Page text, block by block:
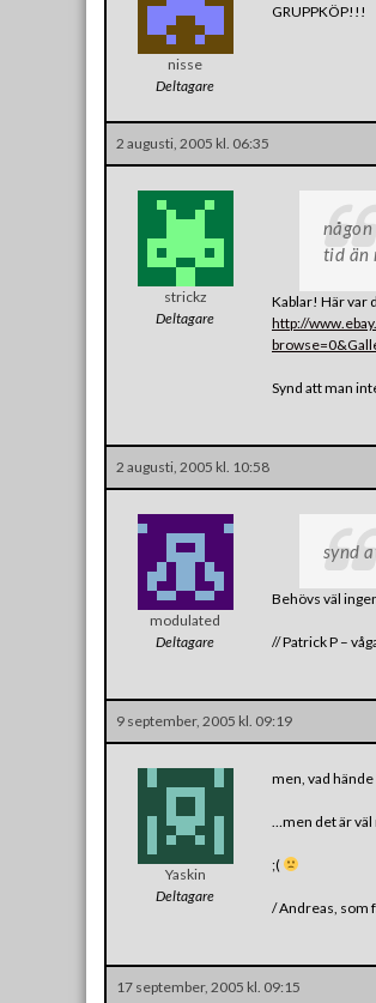
nisse
Deltagare
GRUPPKÖP!!!
2 augusti, 2005 kl. 06:35
strickz
Deltagare
tid än
Kablar! Här var
http://
Synd att man
2 augusti, 2005 kl. 10:58
modulated
Deltagare
synd
Behövs väl
// Patrick P –
9 september, 2005 kl. 09:19
Yaskin
Deltagare
men, vad
…men det är
;(
/ Andreas, som
17 september, 2005 kl. 09:15